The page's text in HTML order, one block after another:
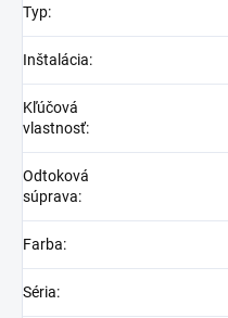
Typ:
Inštalácia:
Kľúčová
vlastnosť:
Odtoková
súprava:
Farba:
Séria: